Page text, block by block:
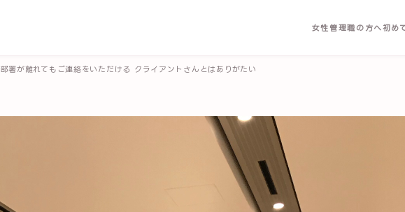
女性管理職の方へ初め
部署が離れてもご連絡をいただける クライアントさんとはありがたい